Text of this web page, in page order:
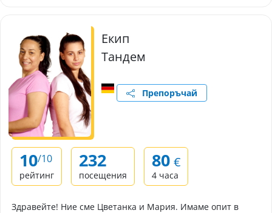
Екип
Тандем
Препоръчай
10/10
рейтинг
232
посещения
80 €
4 часа
Здравейте! Ние сме Цветанка и Мария. Имаме опит в